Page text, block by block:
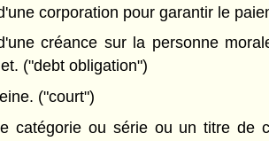
corporation pour garantir le
créance sur la personne
("debt obligation")
("court")
catégorie ou série ou un titre de